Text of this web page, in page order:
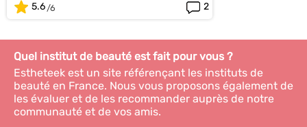
5.6
2
Quel institut de beauté est fait pour vous ?
Estheteek est un site référençant les instituts de
beauté en France. Nous vous proposons également de
les évaluer et de les recommander auprès de notre
communauté et de vos amis.